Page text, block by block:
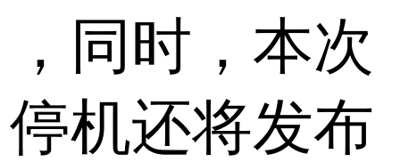
，同时，本次
停机还将发布